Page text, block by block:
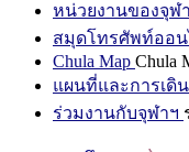
หน่วยงานของจุฬ
สมุดโทรศัพท์ออ
Chula Map Chula
แผนที่และการเดิ
ร่วมงานกับจุฬาฯ